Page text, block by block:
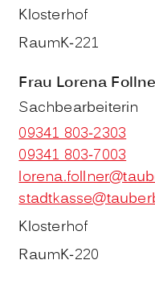
Klosterhof
RaumK-221
Frau Lorena
Sachbearbeiterin
09341 803-2303
09341 803-7003
Klosterhof
RaumK-220